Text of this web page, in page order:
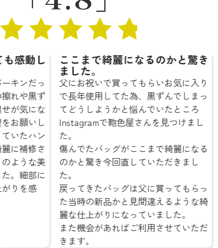
し
っ
ず
な
し
ン
さ
美
に
ここまで綺麗になるのかと驚き
ました。
父にお祝いで買ってもらいお気に入り
で長年使用してた為、黒ずんでしまっ
てどうしようかと悩んでいたところ
Instagramで鞄色屋さんを見つけまし
た。
傷んでたバッグがここまで綺麗になる
のかと驚き今回直していただきまし
た。
戻ってきたバッグは父に買ってもらっ
た当時の新品かと見間違えるような綺
麗な仕上がりになっていました。
また機会があればご利用させていただ
きます。
絶
今ま
です
綺麗
新品
また
える
また
鞄色